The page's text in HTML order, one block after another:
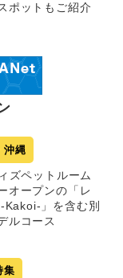
ポットもご紹介
沖縄
ズペットルーム
オープンの「レ
Kakoi-」を含む別
ルコース
集